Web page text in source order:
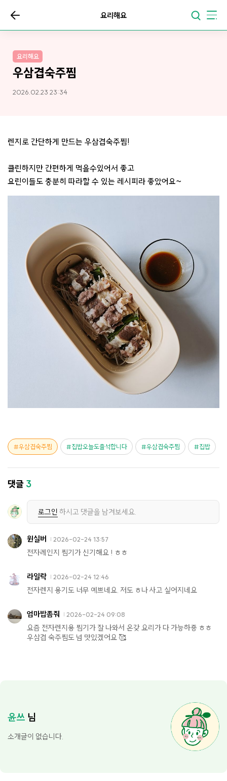
요리해요
요리해요
우삼겹숙주찜
2026.02.23 23:34
렌지로 간단하게 만드는 우삼겹숙주찜!
클린하지만 간편하게 먹을수있어서 좋고
요린이들도 충분히 따라할 수 있는 레시피라 좋았어요~
우삼겹숙주찜 집밥오늘도출석합니다 우삼겹숙주찜 집밥
댓글 3
로그인 하시고 댓글을 남겨보세요.
윈실버 2026-02-24 13:57
전자레인지 찜기가 신기해요 ! ㅎㅎ
라일락 2026-02-24 12:46
전자렌지 용기도 너무 예쁘네요. 저도 ㅎ나 사고 싶어지네요
엄마밥좀줘 2026-02-24 09:08
요즘 전자렌지용 찜기가 잘 나와서 온갖 요리가 다 가능하죵 ㅎㅎ
우삼겹 숙주찜도 넘 맛있겠어요 🥰
윤쓰 님
소개글이 없습니다.